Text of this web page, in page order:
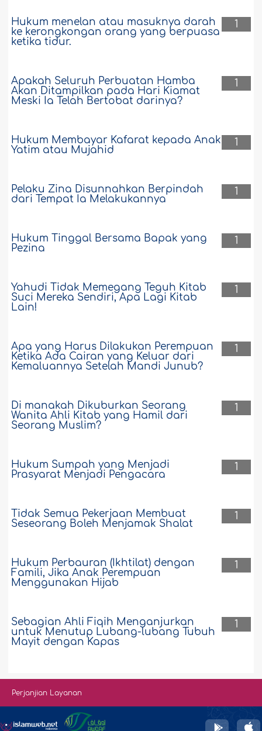
1
Hukum menelan atau masuknya darah
ke kerongkongan orang yang berpuasa
ketika tidur.
1
Apakah Seluruh Perbuatan Hamba
Akan Ditampilkan pada Hari Kiamat
Meski Ia Telah Bertobat darinya?
1
Hukum Membayar Kafarat kepada Anak
Yatim atau Mujahid
1
Pelaku Zina Disunnahkan Berpindah
dari Tempat Ia Melakukannya
1
Hukum Tinggal Bersama Bapak yang
Pezina
1
Yahudi Tidak Memegang Teguh Kitab
Suci Mereka Sendiri, Apa Lagi Kitab
Lain!
1
Apa yang Harus Dilakukan Perempuan
Ketika Ada Cairan yang Keluar dari
Kemaluannya Setelah Mandi Junub?
1
Di manakah Dikuburkan Seorang
Wanita Ahli Kitab yang Hamil dari
Seorang Muslim?
1
Hukum Sumpah yang Menjadi
Prasyarat Menjadi Pengacara
1
Tidak Semua Pekerjaan Membuat
Seseorang Boleh Menjamak Shalat
1
Hukum Perbauran (Ikhtilat) dengan
Famili, Jika Anak Perempuan
Menggunakan Hijab
1
Sebagian Ahli Fiqih Menganjurkan
untuk Menutup Lubang-lubang Tubuh
Mayit dengan Kapas
Perjanjian Layanan